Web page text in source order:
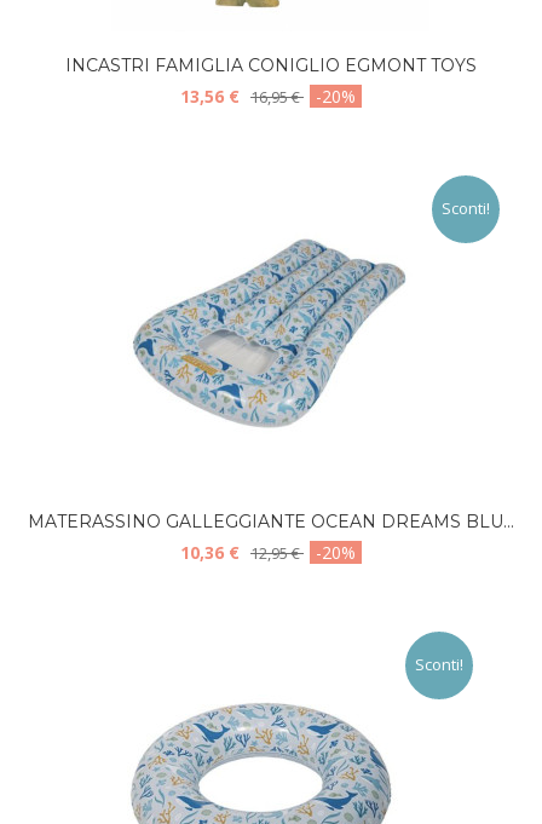
INCASTRI FAMIGLIA CONIGLIO EGMONT TOYS
13,56 € 16,95 € -20%
Sconti!
MATERASSINO GALLEGGIANTE OCEAN DREAMS BLU...
10,36 € 12,95 € -20%
Sconti!